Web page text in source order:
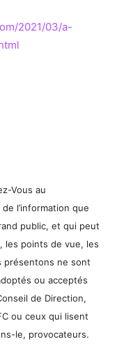
2021/03/a-
Vous au
l’information que
public, et qui peut
les points de vue, les
présentons ne sont
ou acceptés
de Direction,
ou ceux qui lisent
le, provocateurs.